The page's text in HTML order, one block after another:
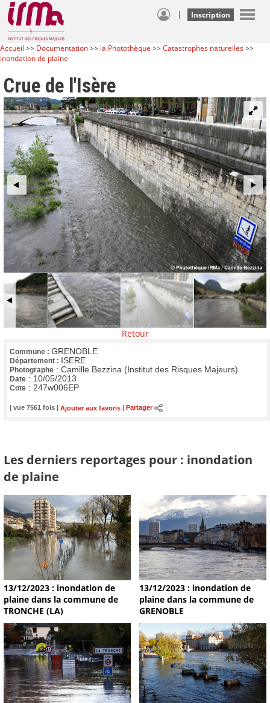
| Inscription
Accueil >> Documentation>> la Photothèque >>Catastrophes naturelles>>
inondation de plaine
Crue de l'Isère
Retour
Commune : GRENOBLE
Département : ISERE
Photographe : Camille Bezzina (Institut des Risques Majeurs)
Date : 10/05/2013
Cote : 247w006EP
| vue 7561 fois | Ajouter aux favoris Partager
Les derniers reportages pour : inondation
de plaine
13/12/2023 : inondation de
plaine dans la commune de
TRONCHE (LA)
13/12/2023 : inondation de
plaine dans la commune de
GRENOBLE